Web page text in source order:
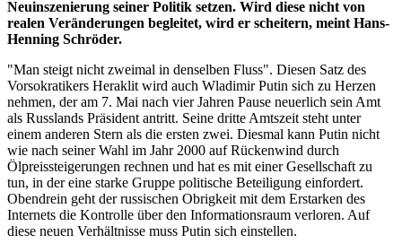
Neuinszenierung seiner Politik setzen. Wird diese nicht von
realen Veränderungen begleitet, wird er scheitern, meint Hans-
Henning Schröder.
"Man steigt nicht zweimal in denselben Fluss". Diesen Satz des
Vorsokratikers Heraklit wird auch Wladimir Putin sich zu Herzen
nehmen, der am 7. Mai nach vier Jahren Pause neuerlich sein Amt
als Russlands Präsident antritt. Seine dritte Amtszeit steht unter
einem anderen Stern als die ersten zwei. Diesmal kann Putin nicht
wie nach seiner Wahl im Jahr 2000 auf Rückenwind durch
Ölpreissteigerungen rechnen und hat es mit einer Gesellschaft zu
tun, in der eine starke Gruppe politische Beteiligung einfordert.
Obendrein geht der russischen Obrigkeit mit dem Erstarken des
Internets die Kontrolle über den Informationsraum verloren. Auf
diese neuen Verhältnisse muss Putin sich einstellen.